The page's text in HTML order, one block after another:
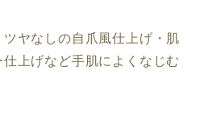
ヤなしの自爪風仕上げ・肌
上げなど手肌によくなじむ